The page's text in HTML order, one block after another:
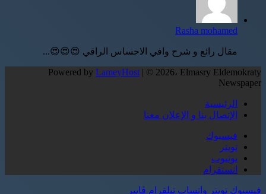
Rasha mohamed
مقال رائع و شرح وافي الاحساس الراقي 😍😍😍...
Powered by LameyHost | © 2026، Elmasry Eldemokraty
Newspaper
الرئيسية
الإتصال بنا و الإعلان معنا
فيسبوك
تويتر
يوتيوب
انستقرام
فيسبوك تويتر واتساب تيلقرام ڤايبر